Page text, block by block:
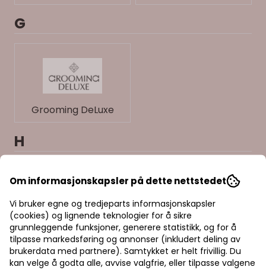
G
Grooming DeLuxe
H
HKM Horseware Ireland
Om informasjonskapsler på dette nettstedet
Vi bruker egne og tredjeparts informasjonskapsler
(cookies) og lignende teknologier for å sikre
grunnleggende funksjoner, generere statistikk, og for å
tilpasse markedsføring og annonser (inkludert deling av
brukerdata med partnere). Samtykket er helt frivillig. Du
kan velge å godta alle, avvise valgfrie, eller tilpasse valgene